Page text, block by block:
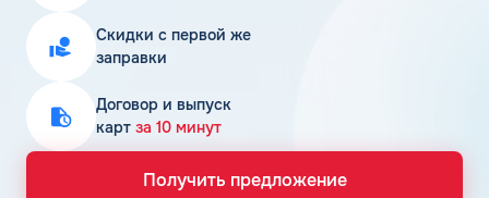
Скидки с первой же
заправки
Договор и выпуск
карт за 10 минут
Получить предложение